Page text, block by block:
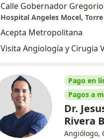
Acepta Metropolitana
Visita Angiología y Cirugia
Pago en
Pagos a
Dr.
Rivera
Angiólogo,